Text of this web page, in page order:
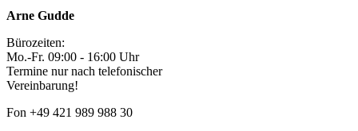
Arne Gudde
Bürozeiten:
Mo.-Fr. 09:00 - 16:00 Uhr
Termine nur nach telefonischer
Vereinbarung!
Fon +49 421 989 988 30